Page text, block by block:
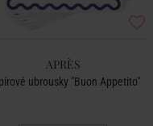
APRÈS
ubrousky "Buon Appetito"